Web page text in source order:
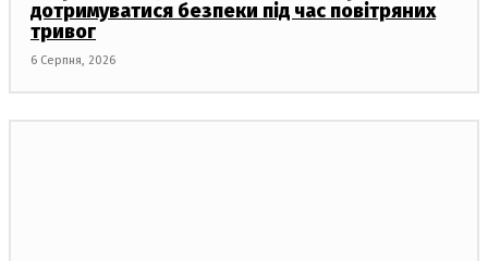
дотримуватися безпеки під час повітряних
тривог
6 Серпня, 2026